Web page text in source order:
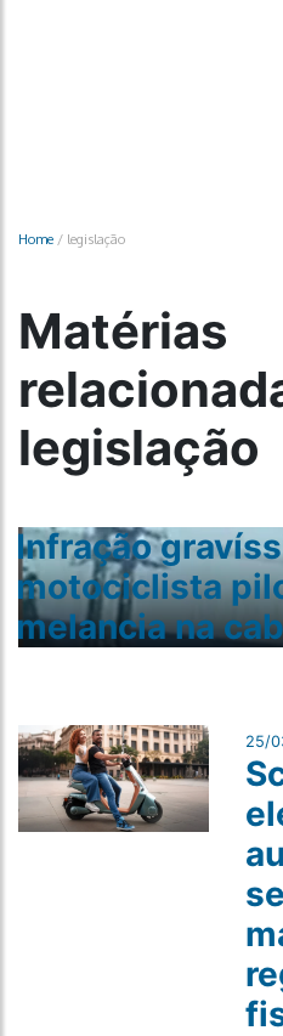
Home / legislação
Matérias
legislação
Infração
motociclista
melancia na
25/